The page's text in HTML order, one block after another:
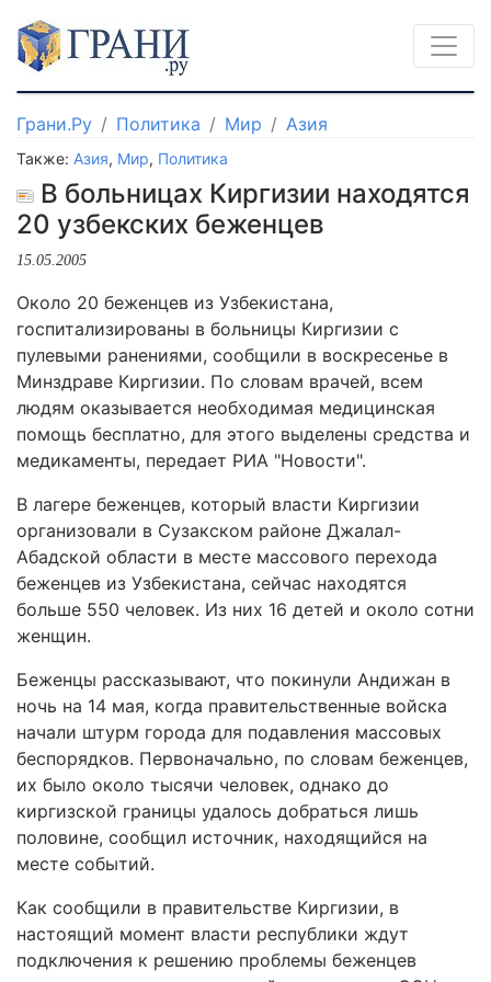
Грани.Ру Политика Мир Азия
Также: Азия, Мир, Политика
В больницах Киргизии находятся
20 узбекских беженцев
15.05.2005
Около 20 беженцев из Узбекистана,
госпитализированы в больницы Киргизии с
пулевыми ранениями, сообщили в воскресенье в
Минздраве Киргизии. По словам врачей, всем
людям оказывается необходимая медицинская
помощь бесплатно, для этого выделены средства и
медикаменты, передает РИА "Новости".
В лагере беженцев, который власти Киргизии
организовали в Сузакском районе Джалал-
Абадской области в месте массового перехода
беженцев из Узбекистана, сейчас находятся
больше 550 человек. Из них 16 детей и около сотни
женщин.
Беженцы рассказывают, что покинули Андижан в
ночь на 14 мая, когда правительственные войска
начали штурм города для подавления массовых
беспорядков. Первоначально, по словам беженцев,
их было около тысячи человек, однако до
киргизской границы удалось добраться лишь
половине, сообщил источник, находящийся на
месте событий.
Как сообщили в правительстве Киргизии, в
настоящий момент власти республики ждут
подключения к решению проблемы беженцев